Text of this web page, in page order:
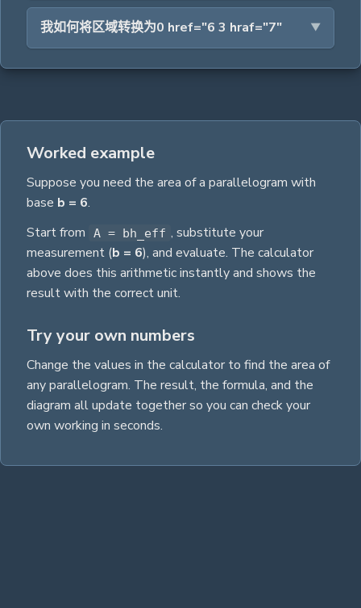
我如何将区域转换为0 href="6 3 hraf="7"
Worked example
Suppose you need the area of a parallelogram with
base b = 6.
Start from
A = bh_eff , substitute your
measurement (b = 6), and evaluate. The calculator
above does this arithmetic instantly and shows the
result with the correct unit.
Try your own numbers
Change the values in the calculator to find the area of
anyparallelogram. The result, the formula, and the
diagram all update together so you can check your
own working in seconds.